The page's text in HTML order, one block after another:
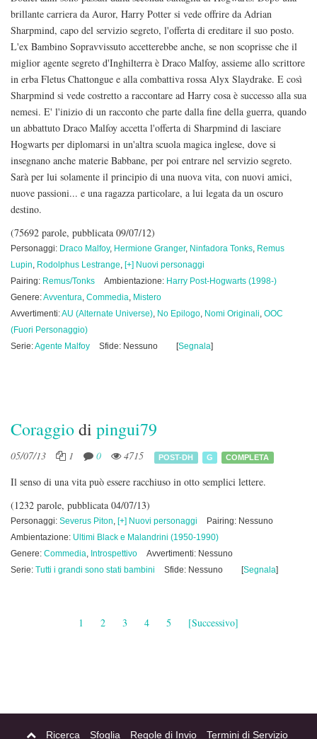
brillante carriera da Auror, Harry Potter si vede offrire da Adrian
Sharpmind, capo del servizio segreto, l'offerta di ereditare il suo posto.
L'ex Bambino Sopravvissuto accetterebbe anche, se non scoprisse che il
miglior agente segreto d'Inghilterra è Draco Malfoy, assieme allo scrittore
in erba Fletus Chattongue e alla combattiva rossa Alyx Slaydrake. E così
Sharpmind si vede costretto a raccontare ad Harry cosa è successo alla sua
nemesi. E' l'inizio di un racconto che parte dalla fine della guerra, quando
un abbattuto Draco Malfoy accetta l'offerta di Sharpmind di lasciare
Hogwarts per diplomarsi in un'altra scuola magica inglese, dove si
insegnano anche materie Babbane, per poi entrare nel servizio segreto.
Sarà per lui solamente il principio di una nuova vita, con nuovi amici,
nuove passioni... e una ragazza particolare, a lui legata da un oscuro
destino.
(75692 parole, pubblicata 09/07/12)
Personaggi: Draco Malfoy, Hermione Granger, Ninfadora Tonks, Remus
Lupin, Rodolphus Lestrange, [+] Nuovi personaggi
Pairing: Remus/Tonks Ambientazione: Harry Post-Hogwarts (1998-)
Genere:Avventura, Commedia, Mistero
Avvertimenti:AU (Alternate Universe), No Epilogo, Nomi Originali, OOC
(Fuori Personaggio)
Serie:Agente Malfoy Sfide: Nessuno [Segnala]
Coraggiodi pingui79
05/07/13 1 0 4715 POST-DH G COMPLETA
Il senso di una vita può essere racchiuso in otto semplici lettere.
(1232 parole, pubblicata 04/07/13)
Personaggi: Severus Piton, [+] Nuovi personaggi
Pairing: Nessuno
Ambientazione: Ultimi Black e Malandrini (1950-1990)
Genere: Commedia, Introspettivo
Avvertimenti: Nessuno
Serie: Tutti i grandi sono stati bambini Sfide: Nessuno [Segnala]
1 2 3 4 5 [Successivo]
Ricerca Sfoglia Regole di Invio Termini di Servizio